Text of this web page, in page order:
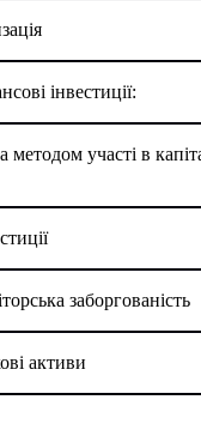
інвестиції:
методом участі в
заборгованість
активи